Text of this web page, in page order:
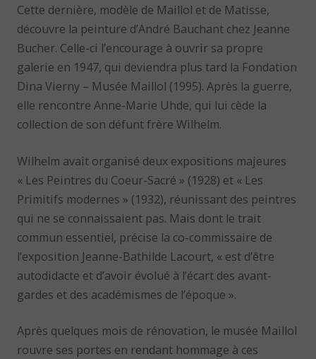
Cette dernière, modèle de Maillol et de Matisse,
découvre la peinture d’André Bauchant chez Jeanne
Bucher. Celle-ci l’encourage à ouvrir sa propre
galerie en 1947, qui deviendra plus tard la Fondation
Dina Vierny – Musée Maillol (1995). Après la guerre,
elle rencontre Anne-Marie Uhde, qui lui cède la
collection de son défunt frère Wilhelm.
Wilhelm avait organisé deux expositions majeures
« Les Peintres du Coeur-Sacré » (1928) et « Les
Primitifs modernes » (1932), réunissant des peintres
qui ne se connaissaient pas. Mais dont le trait
commun essentiel, précise la co-commissaire de
l’exposition Jeanne-Bathilde Lacourt, « est d’être
autodidacte et d’avoir évolué à l’écart des avant-
gardes et des académismes de l’époque ».
Après quelques mois de rénovation, le musée Maillol
rouvre ses portes en rendant hommage à ces